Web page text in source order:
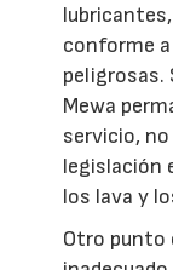
conforme
peligrosas.
Mewa
servicio,
legislación
los lava y
Otro punto